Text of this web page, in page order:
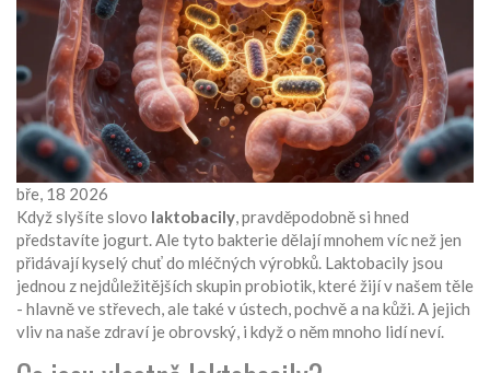
bře, 18 2026
Když slyšíte slovo laktobacily, pravděpodobně si hned
představíte jogurt. Ale tyto bakterie dělají mnohem víc než jen
přidávají kyselý chuť do mléčných výrobků. Laktobacily jsou
jednou z nejdůležitějších skupin probiotik, které žijí v našem těle
- hlavně ve střevech, ale také v ústech, pochvě a na kůži. A jejich
vliv na naše zdraví je obrovský, i když o něm mnoho lidí neví.